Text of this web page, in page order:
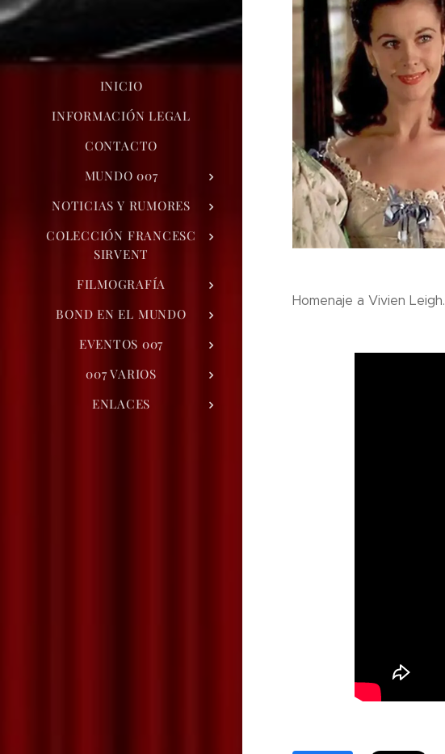
INICIO
INFORMACIÓN LEGAL
CONTACTO
MUNDO 007
NOTICIAS Y RUMORES
COLECCIÓN FRANCESC
SIRVENT
FILMOGRAFÍA
BOND EN EL MUNDO
EVENTOS 007
007 VARIOS
ENLACES
Homenaje a Vivien Leigh.